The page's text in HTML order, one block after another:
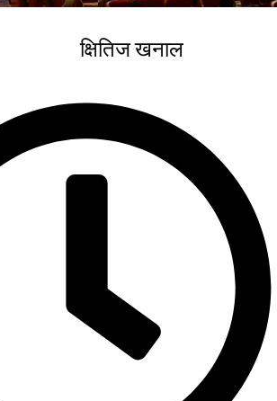
क्षितिज खनाल